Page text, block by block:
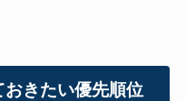
きたい優先順位